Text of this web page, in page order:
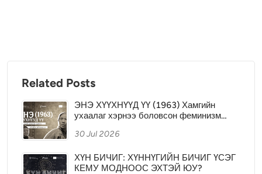
Related Posts
ЭНЭ ХҮҮХНҮҮД ҮҮ (1963) Хамгийн
ухаалаг хэрнээ боловсон феминизм…
30 Jul 2026
ХҮН БИЧИГ: ХҮННҮГИЙН БИЧИГ ҮСЭГ
КЕМУ МОДНООС ЭХТЭЙ ЮУ?